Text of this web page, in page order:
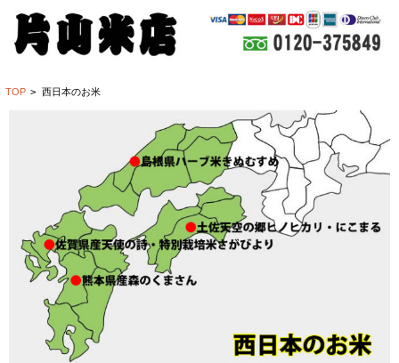
TOP > 西日本のお米